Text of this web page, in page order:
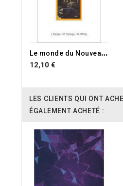
L
e monde du Nouveau Testament
12,10 €
LES CLIENTS QUI ONT
ÉGALEMENT ACHETÉ :